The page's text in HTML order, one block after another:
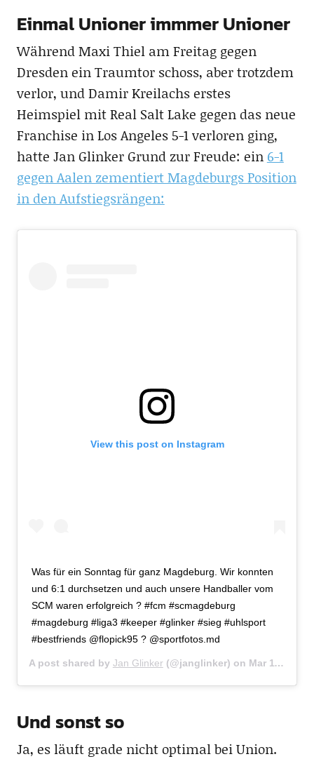
Einmal Unioner immmer Unioner
Während Maxi Thiel am Freitag gegen
Dresden ein Traumtor schoss, aber trotzdem
verlor, und Damir Kreilachs erstes
Heimspiel mit Real Salt Lake gegen das neue
Franchise in Los Angeles 5-1 verloren ging,
hatte Jan Glinker Grund zur Freude: ein 6-1
gegen Aalen zementiert Magdeburgs Position
in den Aufstiegsrängen:
View this post on Instagram
Was für ein Sonntag für ganz Magdeburg. Wir konnten
und 6:1 durchsetzen und auch unsere Handballer vom
SCM waren erfolgreich ? #fcm #scmagdeburg
#magdeburg #liga3 #keeper #glinker #sieg #uhlsport
#bestfriends @flopick95 ? @sportfotos.md
A post shared by Jan Glinker (@janglinker) on Mar 11, 2018 at 11:42pm PDT
Und sonst so
Ja, es läuft grade nicht optimal bei Union.